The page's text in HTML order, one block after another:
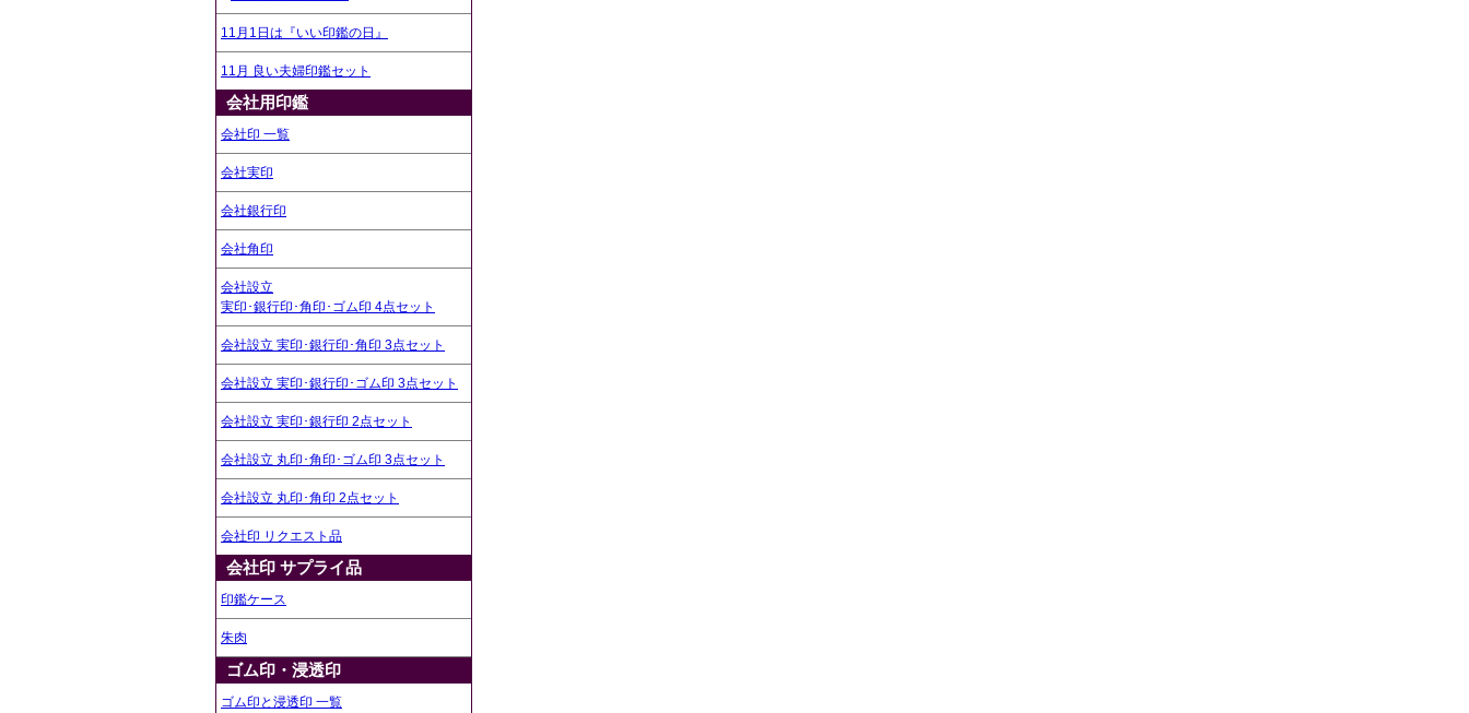
11月1日は『いい印鑑の日』
11月 良い夫婦印鑑セット
会社用印鑑
会社印 一覧
会社実印
会社銀行印
会社角印
会社設立
実印･銀行印･角印･ゴム印 4点セット
会社設立 実印･銀行印･角印 3点セット
会社設立 実印･銀行印･ゴム印 3点セット
会社設立 実印･銀行印 2点セット
会社設立 丸印･角印･ゴム印 3点セット
会社設立 丸印･角印 2点セット
会社印 リクエスト品
会社印 サプライ品
印鑑ケース
朱肉
ゴム印・浸透印
ゴム印と浸透印 一覧